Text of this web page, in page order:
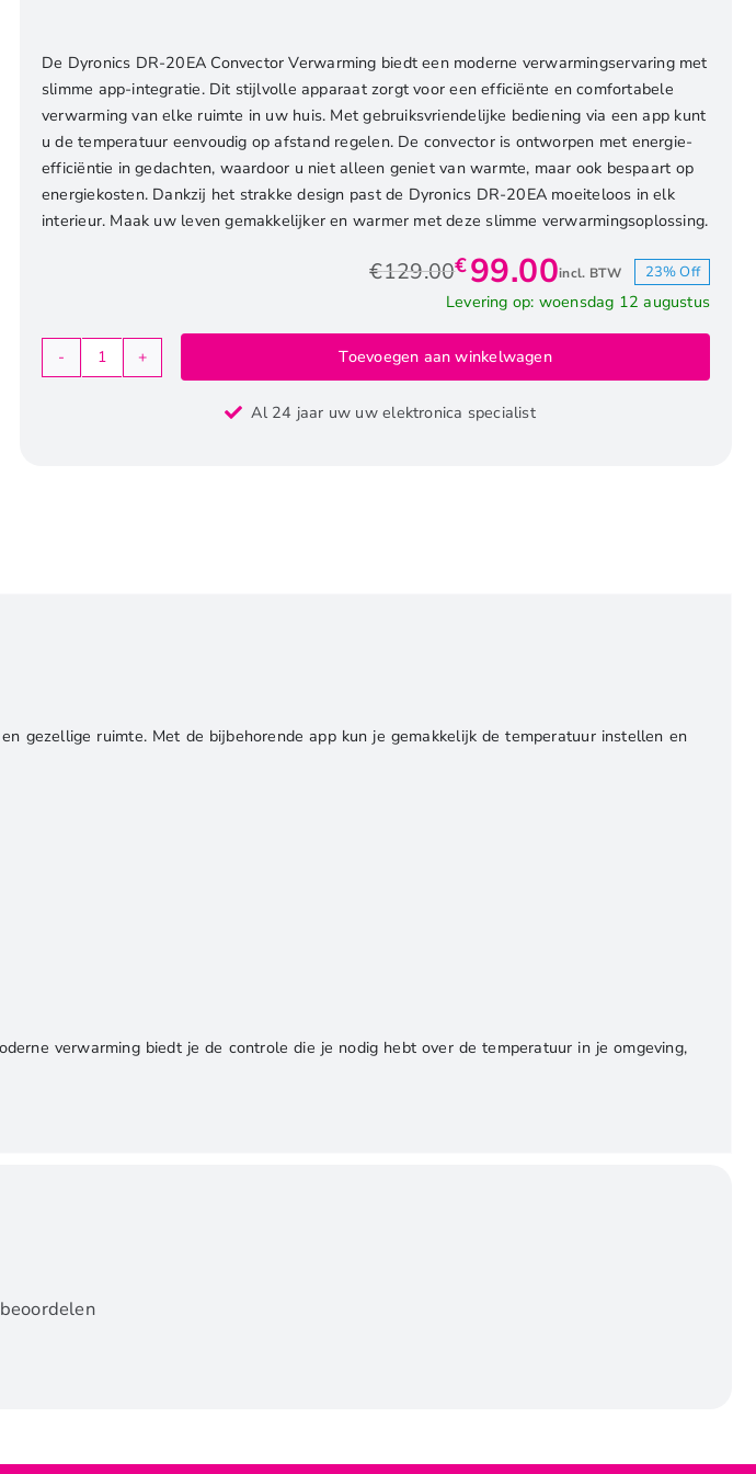
De Dyronics DR-20EA Convector Verwarming biedt een moderne verwarmingservaring met
slimme app-integratie. Dit stijlvolle apparaat zorgt voor een efficiënte en comfortabele
verwarming van elke ruimte in uw huis. Met gebruiksvriendelijke bediening via een app kunt
u de temperatuur eenvoudig op afstand regelen. De convector is ontworpen met energie-
efficiëntie in gedachten, waardoor u niet alleen geniet van warmte, maar ook bespaart op
energiekosten. Dankzij het strakke design past de Dyronics DR-20EA moeiteloos in elk
interieur. Maak uw leven gemakkelijker en warmer met deze slimme verwarmingsoplossing.
€129.00
Oorspronkelijke
€129.00.
€99.00
Huidige
€99.00.
incl. BTW 23% Off
Levering op: woensdag 12 augustus
Dyronics
Toevoegen aan winkelwagen
Al 24 jaar uw uw elektronica specialist
gezellige ruimte. Met de bijbehorende app kun je gemakkelijk de temperatuur instellen en
verwarming biedt je de controle die je nodig hebt over de temperatuur in je omgeving,